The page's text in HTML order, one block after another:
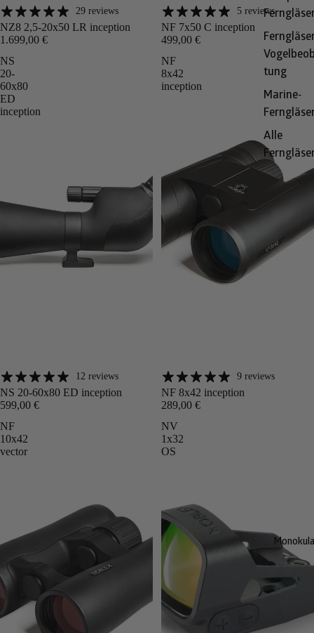
tung
Marine-
Alle
Angebot 29 reviews
NZ8 2,5-20x50 LR inception
1.699,00 €
Angebot 5 reviews
NF 7x50 C inception
499,00 €
NS
20-
60x80
ED
inception
Angebot 12 reviews
NS 20-60x80 ED inception
599,00 €
NF
8x42
inception
Angebot 9 reviews
NF 8x42 inception
289,00 €
NF
10x42
vector
NV
1x32
OS